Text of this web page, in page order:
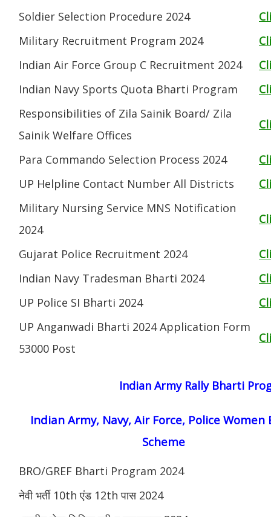
Soldier Selection Procedure 2024
Military Recruitment Program 2024
Indian Air Force Group C Recruitment 2024
Indian Navy Sports Quota Bharti Program
Responsibilities of Zila Sainik Board/ Zila
Sainik Welfare Offices
Para Commando Selection Process 2024
UP Helpline Contact Number All Districts
Military Nursing Service MNS Notification
2024
Gujarat Police Recruitment 2024
Indian Navy Tradesman Bharti 2024
UP Police SI Bharti 2024
UP Anganwadi Bharti 2024 Application Form
53000 Post
Indian Army Rally Bharti
Indian Army, Navy, Air Force, Police Women
Scheme
BRO/GREF Bharti Program 2024
नेवी भर्ती 10th एंड 12th पास 2024